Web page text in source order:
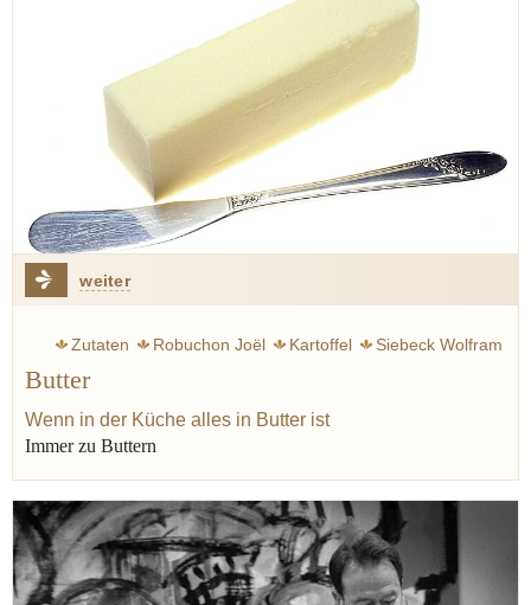
weiter
Zutaten Robuchon Joël Kartoffel
Siebeck Wolfram
Butter
Wenn in der Küche alles in Butter ist
Immer zu Buttern